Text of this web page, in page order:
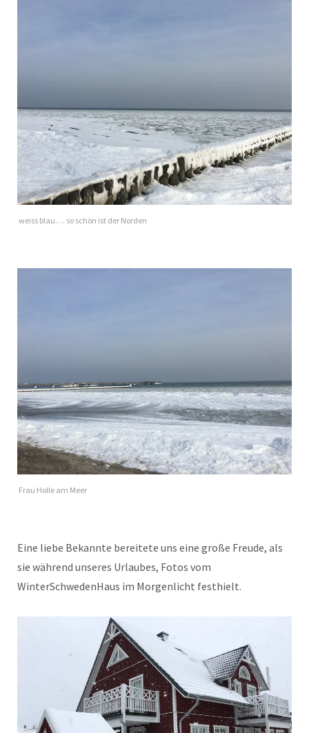
weiss blau…. so schön ist der Norden
Frau Holle am Meer
Eine liebe Bekannte bereitete uns eine große Freude, als
sie während unseres Urlaubes, Fotos vom
WinterSchwedenHaus im Morgenlicht festhielt.